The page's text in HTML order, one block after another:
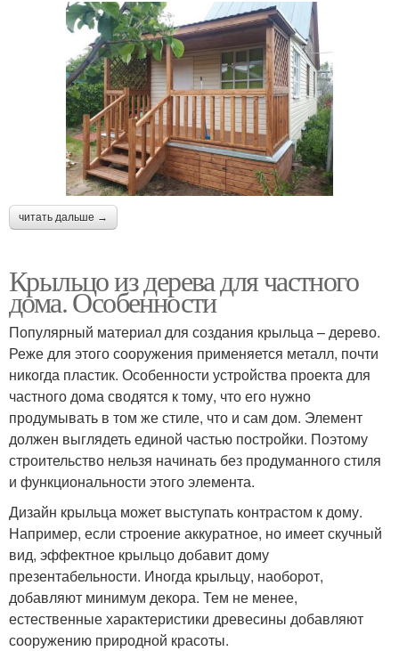
читать дальше →
Крыльцо из дерева для частного
дома. Особенности
Популярный материал для создания крыльца – дерево.
Реже для этого сооружения применяется металл, почти
никогда пластик. Особенности устройства проекта для
частного дома сводятся к тому, что его нужно
продумывать в том же стиле, что и сам дом. Элемент
должен выглядеть единой частью постройки. Поэтому
строительство нельзя начинать без продуманного стиля
и функциональности этого элемента.
Дизайн крыльца может выступать контрастом к дому.
Например, если строение аккуратное, но имеет скучный
вид, эффектное крыльцо добавит дому
презентабельности. Иногда крыльцу, наоборот,
добавляют минимум декора. Тем не менее,
естественные характеристики древесины добавляют
сооружению природной красоты.